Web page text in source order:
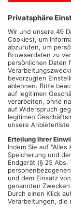
ASCHAFFENBURG.
viele Anbieter im
die
Die AVG senkt
Grund sind
sinkende
analogen Zähler
Jahr sparen. Auch
Mainova ziehen mit
Beim Anbieter
dort sind vorerst
Artikel teilen